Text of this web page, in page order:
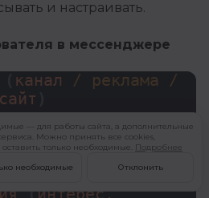
и настраивать.
в мессенджере
канал / реклама /
бот →
— для работы сайта, а дополнительные
Можно принять все cookies,
только необходимые. Подробнее
необходимые Отклонить